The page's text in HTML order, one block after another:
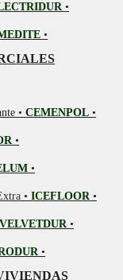
•
•
• CEMENPOL •
•
•
• ICEFLOOR •
VELVETDUR •
•